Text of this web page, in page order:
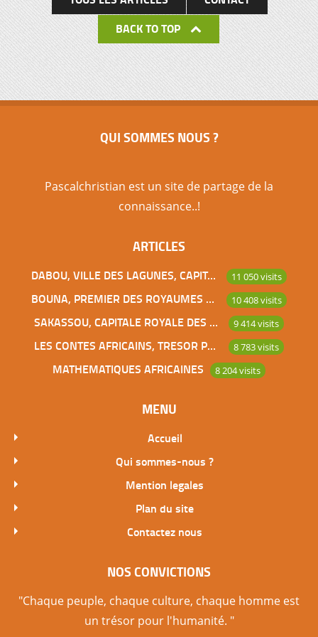
BACK TO TOP
QUI SOMMES NOUS ?
Pascalchristian est un site de partage de la
connaissance..!
ARTICLES
DABOU, VILLE DES LAGUNES, CAPITALE DES ADJOUKROU 11 050 visits
BOUNA, PREMIER DES ROYAUMES DE CÔTE D’IVOIRE 10 408 visits
SAKASSOU, CAPITALE ROYALE DES BAOULES 9 414 visits
LES CONTES AFRICAINS, TRESOR POUR L’HUMANITE 8 783 visits
MATHEMATIQUES AFRICAINES 8 204 visits
MENU
Accueil
Qui sommes-nous ?
Mention legales
Plan du site
Contactez nous
NOS CONVICTIONS
"Chaque peuple, chaque culture, chaque homme est
un trésor pour l'humanité. "